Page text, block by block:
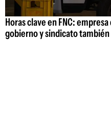
Horas clave en FNC:
gobierno y sindicato